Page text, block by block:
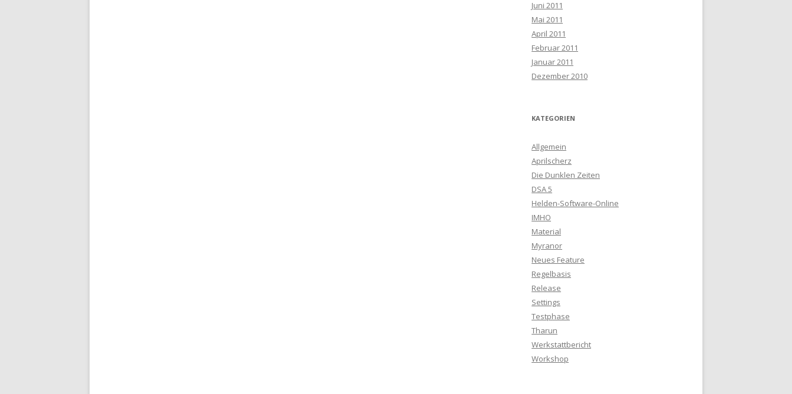
Juni 2011
Mai 2011
April 2011
Februar 2011
Januar 2011
Dezember 2010
KATEGORIEN
Allgemein
Aprilscherz
Die Dunklen Zeiten
DSA 5
Helden-Software-Online
IMHO
Material
Myranor
Neues Feature
Regelbasis
Release
Settings
Testphase
Tharun
Werkstattbericht
Workshop